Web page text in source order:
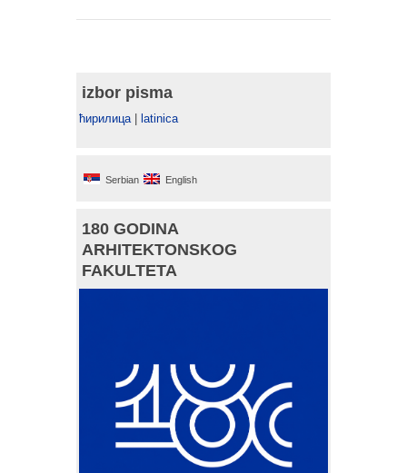
izbor pisma
ћирилица | latinica
Serbian English
180 GODINA
ARHITEKTONSKOG
FAKULTETA